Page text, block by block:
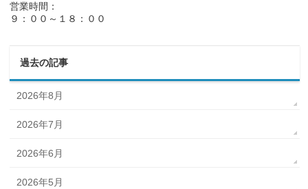
営業時間：
９：００～１８：００
過去の記事
2026年8月
2026年7月
2026年6月
2026年5月